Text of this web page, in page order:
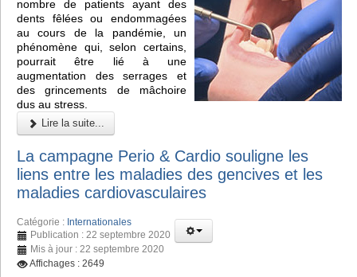
nombre de patients ayant des
dents fêlées ou endommagées
au cours de la pandémie, un
phénomène qui, selon certains,
pourrait être lié à une
augmentation des serrages et
des grincements de mâchoire
dus au stress.
Lire la suite...
La campagne Perio & Cardio souligne les
liens entre les maladies des gencives et les
maladies cardiovasculaires
Catégorie : Internationales
Publication : 22 septembre 2020
Mis à jour : 22 septembre 2020
Affichages : 2649